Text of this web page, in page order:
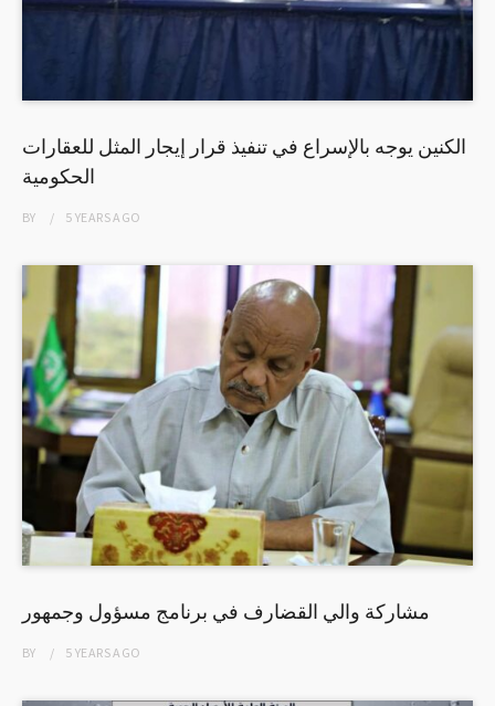
الكنين يوجه بالإسراع في تنفيذ قرار إيجار المثل للعقارات
الحكومية
BY 5 YEARSAGO
مشاركة والي القضارف في برنامج مسؤول وجمهور
BY 5 YEARSAGO